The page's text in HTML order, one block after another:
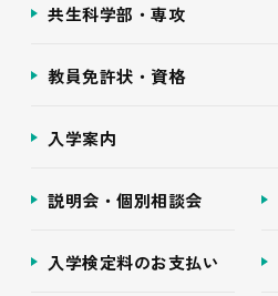
共生科学部・専攻
教員免許状・資格
入学案内
説明会・個別相談会
入学検定料のお支払い